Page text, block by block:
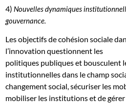
4) Nouvelles dynamiques
gouvernance.
Les objectifs de cohésion sociale
l’innovation questionnent les
politiques publiques et bousculent
institutionnelles dans le champ
changement social, sécuriser les
mobiliser les institutions et de gérer